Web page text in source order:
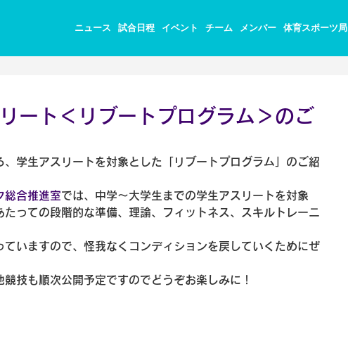
ニュース 試合日程 イベント チーム メンバー 体育スポーツ局
ート＜リブートプログラム＞のご
学生アスリートを対象とした「リブートプログラム」のご紹
総合推進室では、中学～大学生までの学生アスリートを対象
っての段階的な準備、理論、フィットネス、スキルトレーニ
いますので、怪我なくコンディションを戻していくためにぜ
技も順次公開予定ですのでどうぞお楽しみに！